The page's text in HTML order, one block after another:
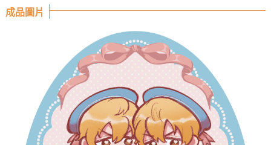
成品圖片